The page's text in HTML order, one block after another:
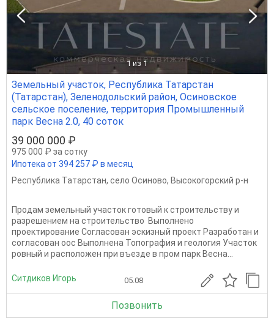
1 из 1
Земельный участок, Республика Татарстан
(Татарстан), Зеленодольский район, Осиновское
сельское поселение, территория Промышленный
парк Весна 2.0, 40 соток
39 000 000 ₽
975 000 ₽ за сотку
Ипотека от 394 257 ₽ в месяц
Республика Татарстан, село Осиново, Высокогорский р-н
Продам земельный участок готовый к строительству и
разрешением на строительство ️ Выполнено
проектирование Согласован эскизный проект Разработан и
согласован оос Выполнена Топография и геология Участок
ровный и расположен при въезде в пром парк Весна...
Ситдиков Игорь 05.08
Позвонить